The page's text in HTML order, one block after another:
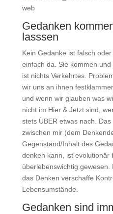
Gedanken
lasssen
Kein Gedanke ist falsch
einfach da. Sie kommen
ist nichts Verkehrtes.
wir uns an ihnen
und wenn wir glauben was
nicht im Hier & Jetzt sind,
stets ÜBER etwas nach.
zwischen mir (dem
Gegenstand/Inhalt des
denken kann, ist evolutionär
überlebenswichtig gewesen.
das Denken verschaffe
Lebensumstände.
Gedanken sind